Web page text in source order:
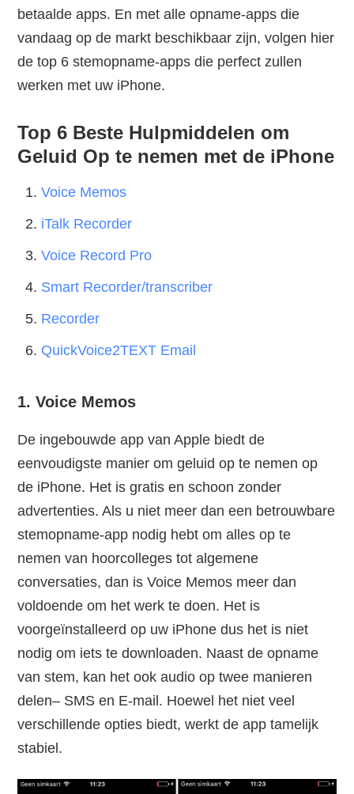
betaalde apps. En met alle opname-apps die
vandaag op de markt beschikbaar zijn, volgen hier
de top 6 stemopname-apps die perfect zullen
werken met uw iPhone.
Top 6 Beste Hulpmiddelen om
Geluid Op te nemen met de iPhone
Voice Memos
iTalk Recorder
Voice Record Pro
Smart Recorder/transcriber
Recorder
QuickVoice2TEXT Email
1. Voice Memos
De ingebouwde app van Apple biedt de
eenvoudigste manier om geluid op te nemen op
de iPhone. Het is gratis en schoon zonder
advertenties. Als u niet meer dan een betrouwbare
stemopname-app nodig hebt om alles op te
nemen van hoorcolleges tot algemene
conversaties, dan is Voice Memos meer dan
voldoende om het werk te doen. Het is
voorgeïnstalleerd op uw iPhone dus het is niet
nodig om iets te downloaden. Naast de opname
van stem, kan het ook audio op twee manieren
delen– SMS en E-mail. Hoewel het niet veel
verschillende opties biedt, werkt de app tamelijk
stabiel.